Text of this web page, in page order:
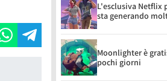
L'esclusiva Netflix
sta generando
Moonlighter è
pochi giorni